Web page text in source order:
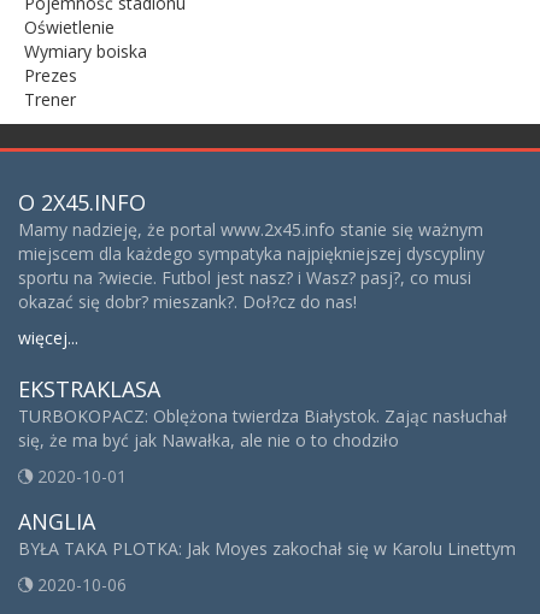
Oświetlenie
Wymiary boiska
Prezes
Trener
O 2X45.INFO
Mamy nadzieję, że portal www.2x45.info stanie się ważnym
miejscem dla każdego sympatyka najpiękniejszej dyscypliny
sportu na ?wiecie. Futbol jest nasz? i Wasz? pasj?, co musi
okazać się dobr? mieszank?. Doł?cz do nas!
więcej...
EKSTRAKLASA
TURBOKOPACZ: Oblężona twierdza Białystok. Zając nasłuchał
się, że ma być jak Nawałka, ale nie o to chodziło
2020-10-01
ANGLIA
BYŁA TAKA PLOTKA: Jak Moyes zakochał się w Karolu Linettym
2020-10-06